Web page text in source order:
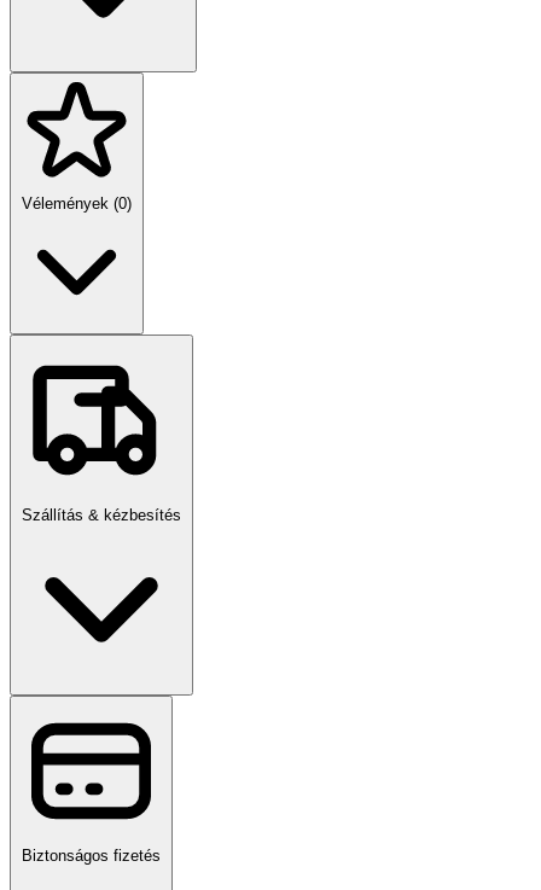
– Edzett üvegből készült panel
– Kiváló minőségű érintésérzékelő
– Elegáns és modern design
– Lépcsőkapcsolóként is használható
Vélemények (0)
Szállítás & kézbesítés
Biztonságos fizetés